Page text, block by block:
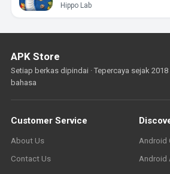
Hippo Lab
APK Store
Setiap berkas dipindai · Tepercaya sejak 2018
bahasa
Customer Service
About Us
Contact Us
Android
Android